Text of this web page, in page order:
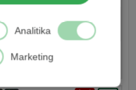
Analitika
Marketing